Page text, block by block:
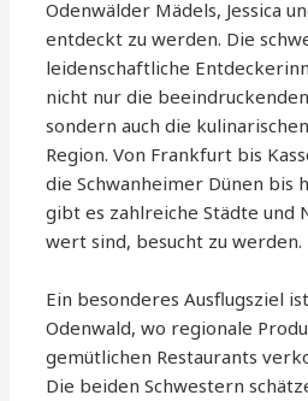
Odenwälder Mädels, Jessica
entdeckt zu werden. Die
leidenschaftliche
nicht nur die
sondern auch die
Region. Von Frankfurt bis
die Schwanheimer Dünen bis
gibt es zahlreiche Städte und
wert sind, besucht zu werden.
Ein besonderes Ausflugsziel
Odenwald, wo regionale
gemütlichen Restaurants
Die beiden Schwestern